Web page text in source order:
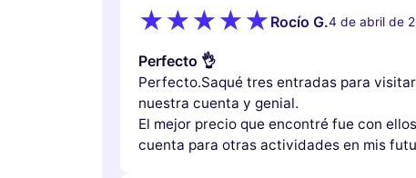
Rocío G.4 de abril de
Perfecto 👌
Perfecto.Saqué tres entradas para
nuestra cuenta y genial.
El mejor precio que encontré fue con
cuenta para otras actividades en mis